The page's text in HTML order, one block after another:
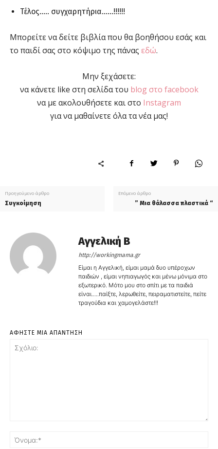
Τέλος….. συγχαρητήρια……!!!!!!
Μπορείτε να δείτε βιβλία που θα βοηθήσου εσάς και
το παιδί σας στο κόψιμο της πάνας εδώ.
Μην ξεχάσετε:
να κάνετε like στη σελίδα του blog στο facebook
να με ακολουθήσετε και στο Instagram
για να μαθαίνετε όλα τα νέα μας!
Προηγούμενο άρθρο
Συγκοίμηση
Επόμενο άρθρο
” Μια θάλασσα πλαστικά “
Αγγελική Β
http://workingmama.gr
Είμαι η Αγγελική, είμαι μαμά δυο υπέροχων
παιδιών , είμαι νηπιαγωγός και μένω μόνιμα στο
εξωτερικό. Μότο μου στο σπίτι με τα παιδιά
είναι.....παίξτε, λερωθείτε, πειραματιστείτε, πείτε
τραγούδια και χαμογελάστε!!!
ΑΦΗΣΤΕ ΜΙΑ ΑΠΑΝΤΗΣΗ